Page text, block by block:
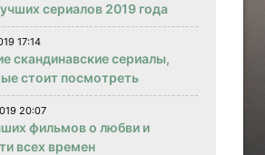
сериалов 2019 года
17:14
скандинавские сериалы,
стоит посмотреть
20:07
фильмов о любви и
всех времен